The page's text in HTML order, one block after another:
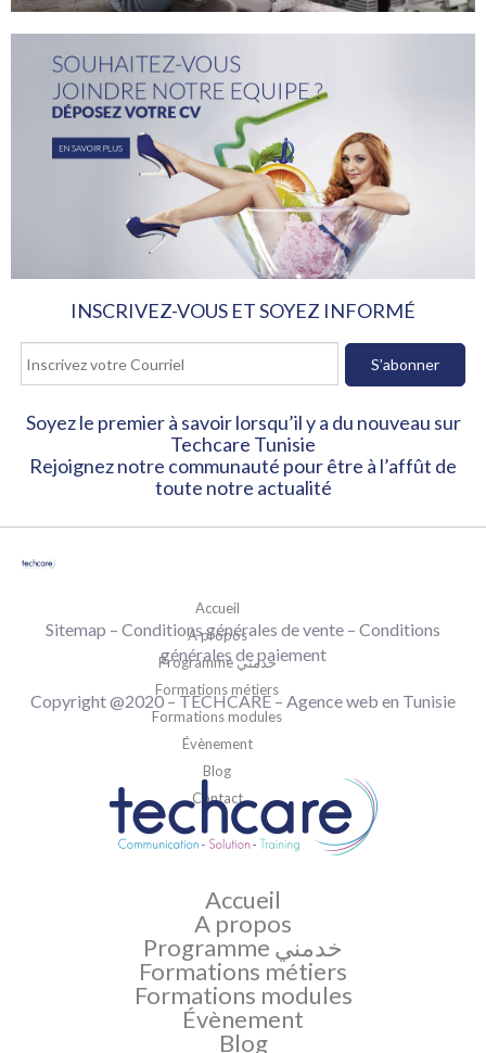
INSCRIVEZ-VOUS ET SOYEZ INFORMÉ
Soyez le premier à savoir lorsqu’il y a du nouveau sur
Techcare Tunisie
Rejoignez notre communauté pour être à l’affût de
toute notre actualité
Accueil
A propos
Programme خدمني
Formations métiers
Formations modules
Évènement
Blog
Contact
Sitemap – Conditions générales de vente – Conditions
générales de paiement
Copyright @2020 –TECHCARE– Agence web en Tunisie
Accueil
A propos
Programme خدمني
Formations métiers
Formations modules
Évènement
Blog